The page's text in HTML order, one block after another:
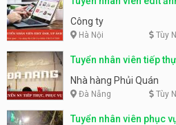
Công ty
Hà Nội Tùy
Tuyển nhân viên tiếp
Nhà hàng Phủi Quán
Đà Nẵng Tùy
Tuyển nhân viên phục